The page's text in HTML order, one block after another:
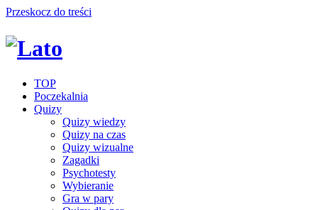
Przeskocz do treści
TOP
Poczekalnia
Quizy
Quizy wiedzy
Quizy na czas
Quizy wizualne
Zagadki
Psychotesty
Wybieranie
Gra w pary